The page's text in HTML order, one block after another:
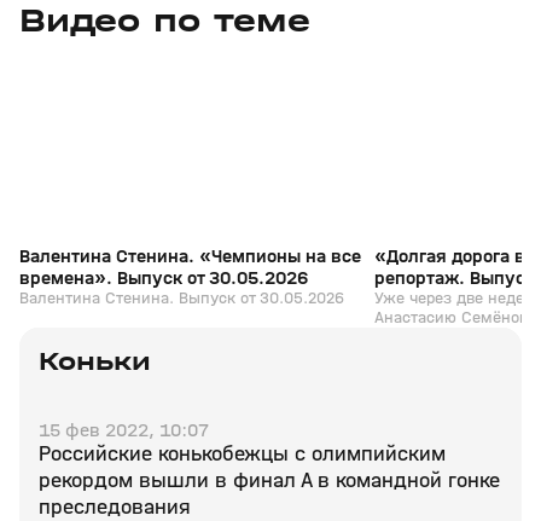
Видео по теме
30 мая, 10:57
Валентина Стенина. «Чемпионы на все
времена». Выпуск от 30.05.2026
Валентина Стенина. Выпуск от 30.05.2026
«Долгая дорога
репортаж. Выпуск
Уже через две
Анастасию
каков был их путь в
путёвки в Милан,
испытывают в
Коньки
15 фев 2022, 10:07
Российские конькобежцы с олимпийским
рекордом вышли в финал А в командной гонке
преследования